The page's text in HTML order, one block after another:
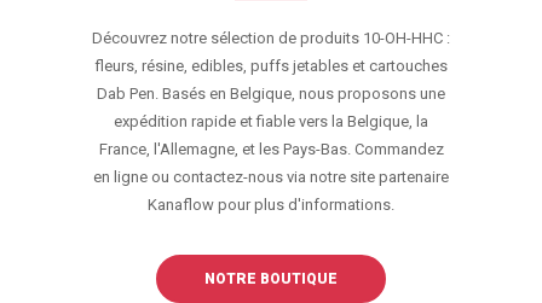
Découvrez notre sélection de produits 10-OH-HHC :
fleurs, résine, edibles, puffs jetables et cartouches
Dab Pen. Basés en Belgique, nous proposons une
expédition rapide et fiable vers la Belgique, la
France, l'Allemagne, et les Pays-Bas. Commandez
en ligne ou contactez-nous via notre site partenaire
Kanaflow pour plus d'informations.
NOTRE BOUTIQUE